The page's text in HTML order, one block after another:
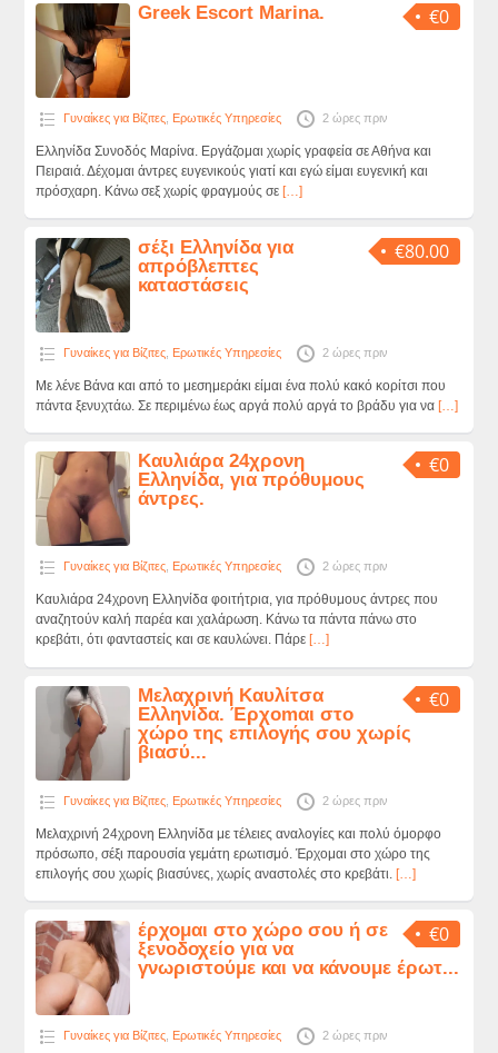
€0
Greek Escort Marina.
Γυναίκες για Βίζιτες, Ερωτικές Υπηρεσίες 2 ώρες πριν
Ελληνίδα Συνοδός Μαρίνα. Εργάζομαι χωρίς γραφεία σε Αθήνα και
Πειραιά. Δέχομαι άντρες ευγενικούς γιατί και εγώ είμαι ευγενική και
πρόσχαρη. Κάνω σεξ χωρίς φραγμούς σε […]
€80.00
σέξι Ελληνίδα για
απρόβλεπτες
καταστάσεις
Γυναίκες για Βίζιτες, Ερωτικές Υπηρεσίες 2 ώρες πριν
Με λένε Βάνα και από το μεσημεράκι είμαι ένα πολύ κακό κορίτσι που
πάντα ξενυχτάω. Σε περιμένω έως αργά πολύ αργά το βράδυ για να […]
€0
Καυλιάρα 24χρονη
Ελληνίδα, για πρόθυμους
άντρες.
Γυναίκες για Βίζιτες, Ερωτικές Υπηρεσίες 2 ώρες πριν
Καυλιάρα 24χρονη Ελληνίδα φοιτήτρια, για πρόθυμους άντρες που
αναζητούν καλή παρέα και χαλάρωση. Κάνω τα πάντα πάνω στο
κρεβάτι, ότι φανταστείς και σε καυλώνει. Πάρε […]
€0
Mελαχρινή Καυλίτσα
Ελληνίδα. Έρχomαι στο
χώρο της επιλογής σου χωρίς
βιασύ...
Γυναίκες για Βίζιτες, Ερωτικές Υπηρεσίες 2 ώρες πριν
Mελαχρινή 24χρονη Ελληνίδα με τέλειες αναλογίες και πολύ όμορφο
πρόσωπο, σέξι παρουσία γεμάτη ερωτισμό. Έρχομαι στο χώρο της
επιλογής σου χωρίς βιασύνες, χωρίς αναστολές στο κρεβάτι. […]
€0
έρχομαι στο χώρο σου ή σε
ξενοδοχείο για να
γνωριστούμε και να κάνουμε έρωτ...
Γυναίκες για Βίζιτες, Ερωτικές Υπηρεσίες 2 ώρες πριν